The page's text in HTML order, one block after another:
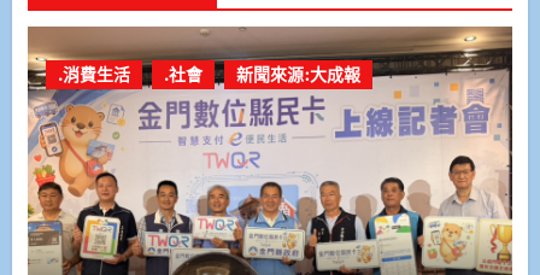
.消費生活 .社會 新聞來源:大成報